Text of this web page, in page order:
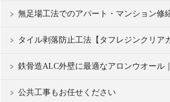
無足場工法でのアパート・マンション修
タイル剥落防止工法【タフレジンクリア
鉄骨造ALC外壁に最適なアロンウオール
公共工事もお任せください